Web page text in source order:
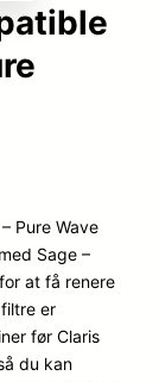
Pure Wave
Sage –
at få renere
er
før Claris
du kan